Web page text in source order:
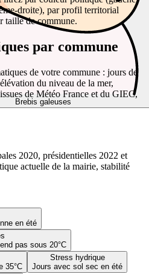
Brebis galeuses
en été
pas sous 20°C
35°C
Stress hydrique
Jours avec sol sec en été
droite), par profil territorial
taille de commune.
par commune
de votre commune : jours de
du niveau de la mer,
de Météo France et du GIEC,
2020, présidentielles 2022 et
actuelle de la mairie, stabilité